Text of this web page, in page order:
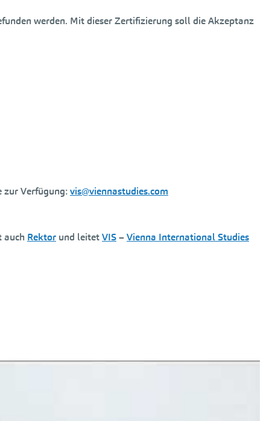
werden. Mit dieser Zertifizierung soll die Akzeptanz
zur Verfügung:vis@viennastudies.com
auch Rektor und leitetVIS–Vienna International Studies